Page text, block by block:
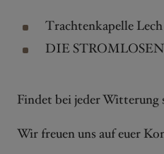
Trachtenkapelle Lech
DIE STROMLOSEN
Findet bei jeder Witterung
Wir freuen uns auf euer